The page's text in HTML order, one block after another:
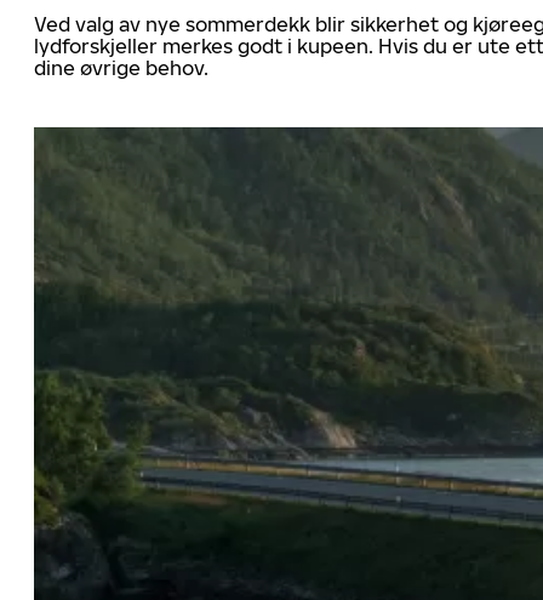
Ved valg av nye sommerdekk blir sikkerhet og
lydforskjeller merkes godt i kupeen. Hvis du er ute
dine øvrige behov.